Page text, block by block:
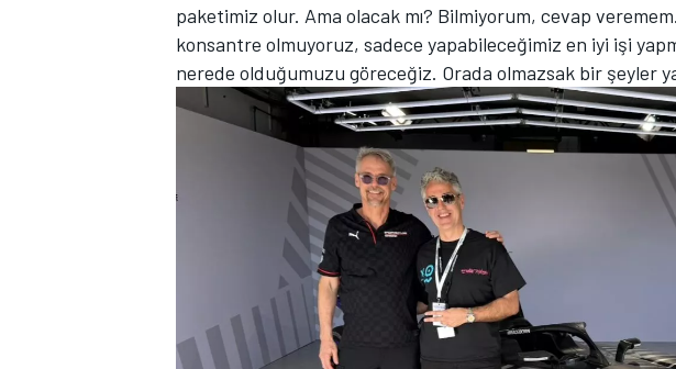
paketimiz olur. Ama olacak mı? Bilmiyorum, cevap
konsantre olmuyoruz, sadece yapabileceğimiz en iyi işi
nerede olduğumuzu göreceğiz. Orada olmazsak bir şeyler